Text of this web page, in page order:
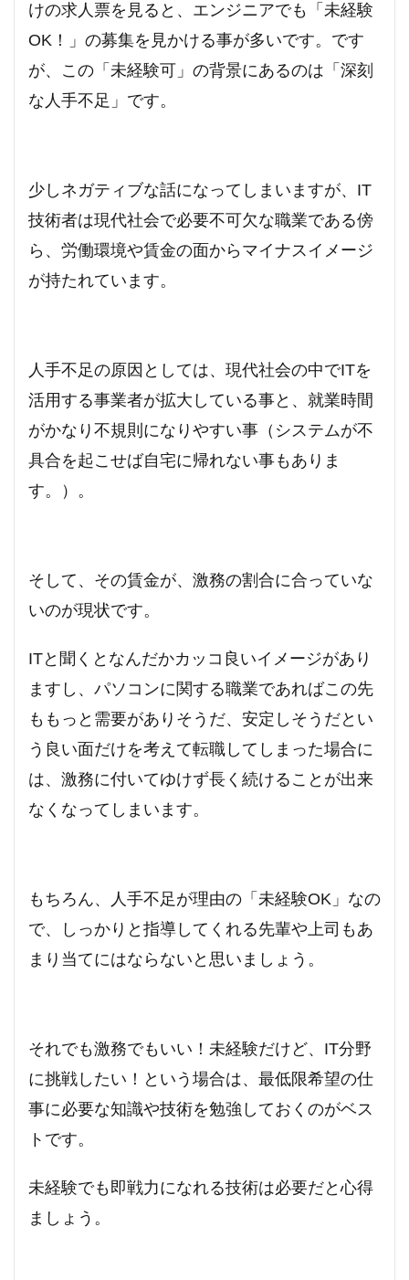
けの求人票を見ると、エンジニアでも「未経験
OK！」の募集を見かける事が多いです。です
が、この「未経験可」の背景にあるのは「深刻
な人手不足」です。
少しネガティブな話になってしまいますが、IT
技術者は現代社会で必要不可欠な職業である傍
ら、労働環境や賃金の面からマイナスイメージ
が持たれています。
人手不足の原因としては、現代社会の中でITを
活用する事業者が拡大している事と、就業時間
がかなり不規則になりやすい事（システムが不
具合を起こせば自宅に帰れない事もありま
す。）。
そして、その賃金が、激務の割合に合っていな
いのが現状です。
ITと聞くとなんだかカッコ良いイメージがあり
ますし、パソコンに関する職業であればこの先
ももっと需要がありそうだ、安定しそうだとい
う良い面だけを考えて転職してしまった場合に
は、激務に付いてゆけず長く続けることが出来
なくなってしまいます。
もちろん、人手不足が理由の「未経験OK」なの
で、しっかりと指導してくれる先輩や上司もあ
まり当てにはならないと思いましょう。
それでも激務でもいい！未経験だけど、IT分野
に挑戦したい！という場合は、最低限希望の仕
事に必要な知識や技術を勉強しておくのがベス
トです。
未経験でも即戦力になれる技術は必要だと心得
ましょう。